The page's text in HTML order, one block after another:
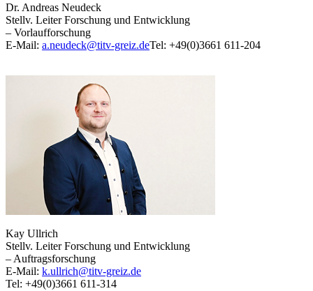
Dr. Andreas Neudeck
Stellv. Leiter Forschung und Entwicklung
– Vorlaufforschung
E-Mail: a.neudeck@titv-greiz.deTel: +49(0)3661 611-204
Kay Ullrich
Stellv. Leiter Forschung und Entwicklung
– Auftragsforschung
E-Mail: k.ullrich@titv-greiz.de
Tel: +49(0)3661 611-314